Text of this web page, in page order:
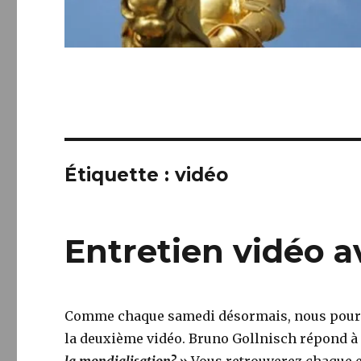
Étiquette :vidéo
Entretien vidéo
Comme chaque samedi désormais, nous
la deuxième vidéo. Bruno Gollnisch répond